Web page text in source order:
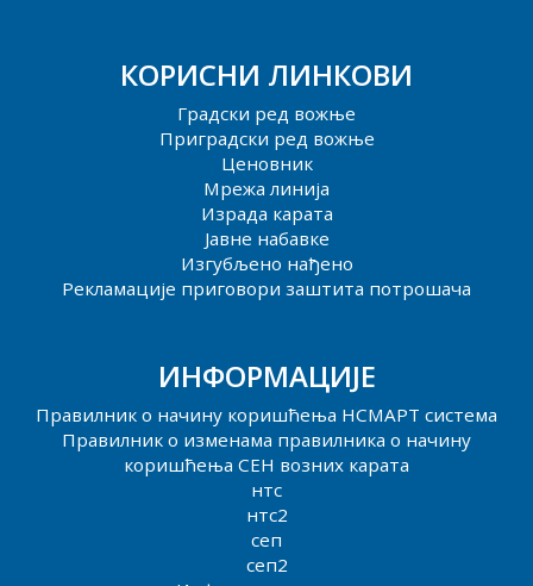
КОРИСНИ ЛИНКОВИ
Градски ред вожње
Приградски ред вожње
Ценовник
Мрежа линија
Израда карата
Јавне набавке
Изгубљено нађено
Рекламације приговори заштита потрошача
ИНФОРМАЦИЈЕ
Правилник о начину коришћења НСМАРТ система
Правилник о изменама правилника о начину
коришћења СЕН возних карата
нтс
нтс2
сеп
сеп2